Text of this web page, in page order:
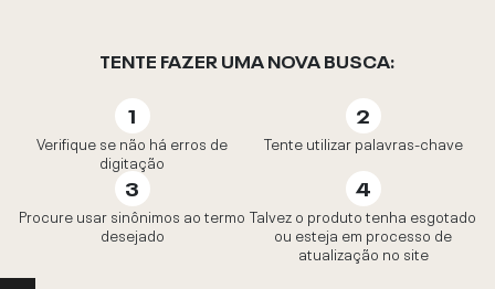
TENTE FAZER UMA NOVA BUSCA:
Verifique se não há erros de
digitação
Tente utilizar palavras-chave
Procure usar sinônimos ao termo
desejado
Talvez o produto tenha esgotado
ou esteja em processo de
atualização no site